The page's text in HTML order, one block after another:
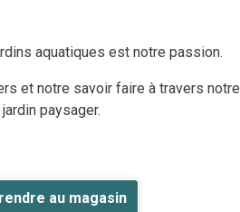
aquatiques est notre passion.
et notre savoir faire à travers notre
jardin paysager.
au magasin